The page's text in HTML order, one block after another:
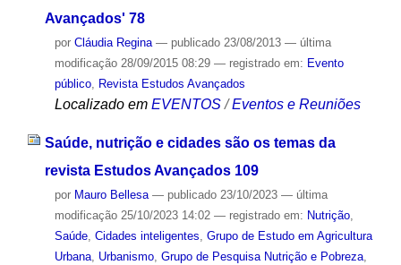
Avançados' 78
por Cláudia Regina — publicado23/08/2013 — última
modificação28/09/2015 08:29 — registrado em: Evento
público, Revista Estudos Avançados
Localizado em EVENTOS /Eventos e Reuniões
Saúde, nutrição e cidades são os temas da
revista Estudos Avançados 109
por Mauro Bellesa — publicado23/10/2023 — última
modificação25/10/2023 14:02 — registrado em: Nutrição,
Saúde, Cidades inteligentes, Grupo de Estudo em Agricultura
Urbana, Urbanismo, Grupo de Pesquisa Nutrição e Pobreza,